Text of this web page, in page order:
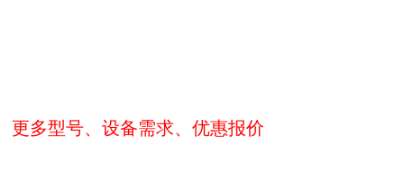
更多型号、设备需求、优惠报价